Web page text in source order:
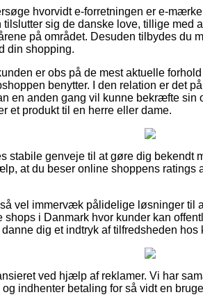
hvorvidt e-forretningen er e-
sig de danske love, tillige med
på området. Desuden tilbydes du
din shopping.
er obs på de mest aktuelle
benytter. I den relation er det
en anden gang vil kunne bekræfte
et produkt til en herre eller dame.
stabile genveje til at gøre dig bekendt
at du beser online shoppens
vel immervæk pålidelige løsninger til
shops i Danmark hvor kunder kan
dig et indtryk af tilfredsheden hos
ved hjælp af reklamer. Vi har
indhenter betaling for så vidt en